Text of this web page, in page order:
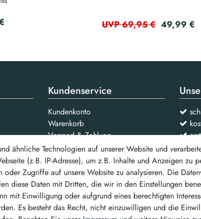
UVP 69,95 € 49,99 €
Kundenservice
Kundenkonto
Warenkorb
Versand & Zahlung
Kontakt
Bezahlarten
...und weitere
ähnliche Technologien auf unserer Website und
(z.B. IP-Adresse), um z.B. Inhalte und Anzeigen zu
oder Zugriffe auf unsere Website zu analysieren. Die
diese Daten mit Dritten, die wir in den Einstellungen
mit Einwilligung oder aufgrund eines berechtigten
Es besteht das Recht, nicht einzuwilligen und die